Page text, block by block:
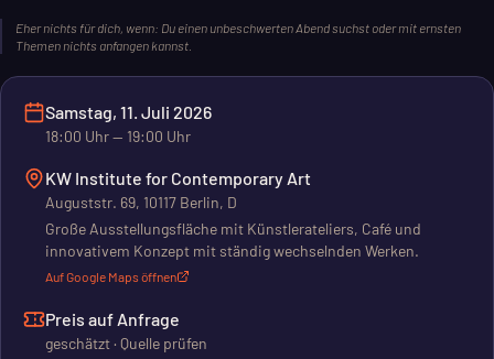
Eher nichts für dich, wenn: Du einen unbeschwerten Abend suchst oder mit ernsten
Themen nichts anfangen kannst.
Samstag, 11. Juli 2026
18:00 Uhr— 19:00 Uhr
KW Institute for Contemporary Art
Auguststr. 69, 10117 Berlin, D
Große Ausstellungsfläche mit Künstlerateliers, Café und
innovativem Konzept mit ständig wechselnden Werken.
Auf Google Maps öffnen
Preis auf Anfrage
geschätzt · Quelle prüfen